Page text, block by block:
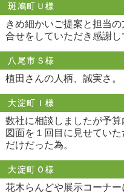
斑鳩町Ｕ様
きめ細かいご提案と担当
合せをしていただき感謝し
八尾市Ｓ様
植田さんの人柄、誠実さ。
大淀町Ｉ様
数社に相談しましたが予
図面を１回目に見せてい
だけだった為。
大淀町Ｏ様
花木らんどや展示コーナ